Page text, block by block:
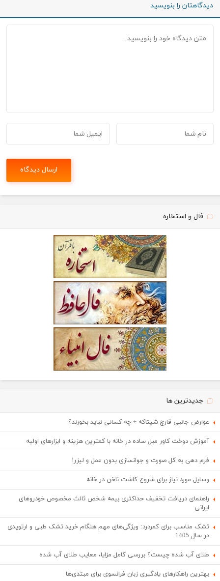
دیدگاهتان را بنویسید
فال و استخاره
جدیدترین ها
عوارض جانبی قارچ شیتاکه + چه کسانی نباید بخورند؟
آموزش دوخت کاور مبل ساده در خانه با کمترین هزینه و ابزارهای اولیه
فرم دهی به کل صورت و جوانسازی بدون عمل و لیزر!
وسایل مورد نیاز برای شروع کاشت ناخن در خانه
راهنمای دریافت تخفیف حداکثری بیمه شخص ثالث مخصوص خودروهای
ایرانی
تشک مناسب برای کمردرد: ویژگی‌های مهم هنگام خرید تشک طبی و ارتوپدی
در سال 1405
طلای آب شده چیست؟ بررسی کامل مزایا، معایب طلای آب شده
بهترین راهکارهای یادگیری زبان فرانسوی برای مبتدی‌ها